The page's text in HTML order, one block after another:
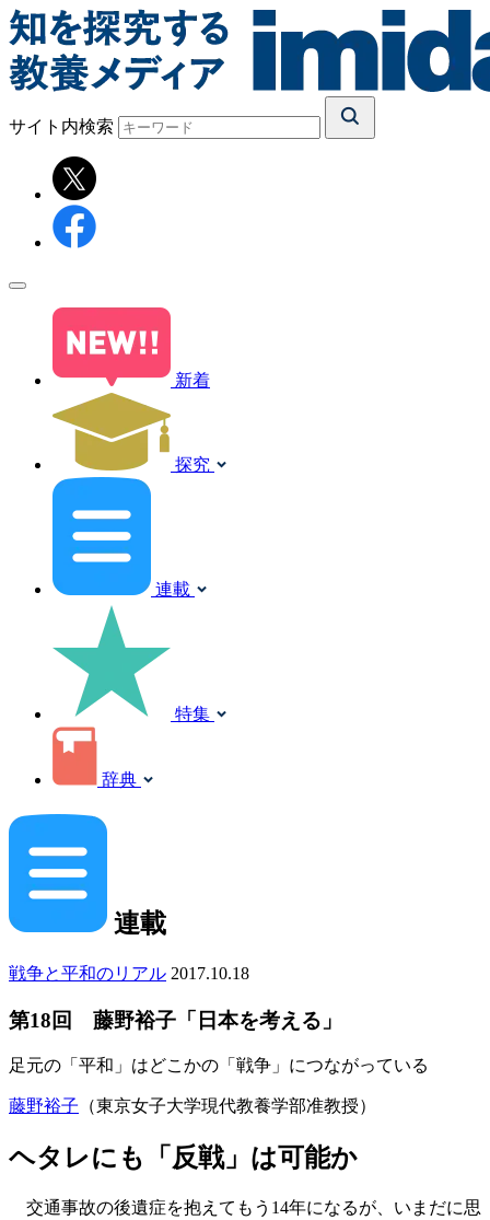
サイト内検索
新着
探究
連載
特集
辞典
連載
戦争と平和のリアル 2017.10.18
第18回 藤野裕子「日本を考える」
足元の「平和」はどこかの「戦争」につながっている
藤野裕子 （東京女子大学現代教養学部准教授）
ヘタレにも「反戦」は可能か
交通事故の後遺症を抱えてもう14年になるが、いまだに思